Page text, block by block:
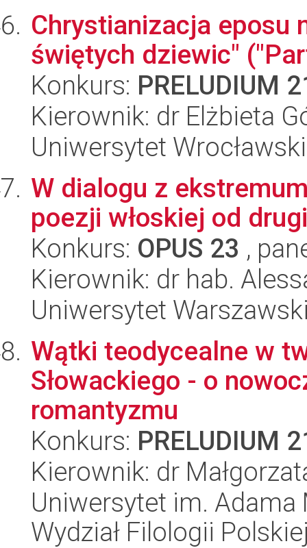
Chrystianizacja eposu
świętych dziewic"
Konkurs: PRELUDIUM
Kierownik: dr Elżbieta
Uniwersytet
W dialogu z
poezji włoskiej od
Konkurs: OPUS 23 ,
Kierownik: dr hab.
Uniwersytet
Wątki teodycealne w
Słowackiego - o
romantyzmu
Konkurs: PRELUDIUM
Kierownik: dr
Uniwersytet im.
Wydział Filologii